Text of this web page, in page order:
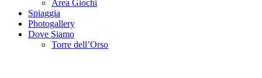
Area Giochi
Spiaggia
Photogallery
Dove Siamo
Torre dell’Orso